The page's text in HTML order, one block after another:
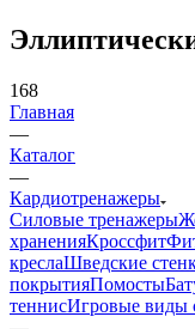
168
Главная
—
Каталог
—
Кардиотренажеры
Силовые тренажеры
храненияКроссфит
креслаШведские
покрытияПомосты
теннисИгровые виды